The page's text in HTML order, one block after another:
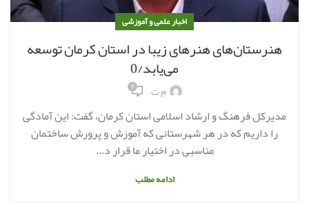
اخبار علمی و آموزشی
هنرستان‌های هنرهای زیبا در استان کرمان توسعه
می‌یابد/0
م ت 0
مدیرکل فرهنگ و ارشاد اسلامی استان کرمان، گفت: این آمادگی
را داریم که در هر شهرستانی که آموزش و پرورش ساختمان
مناسبی در اختیار ما قرار د...
ادامه مطلب